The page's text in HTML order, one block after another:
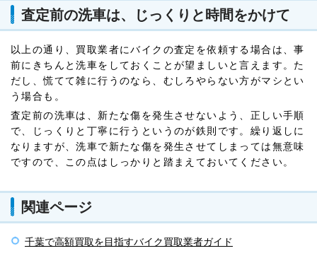
査定前の洗車は、じっくりと時間をかけて
以上の通り、買取業者にバイクの査定を依頼する場合は、事
前にきちんと洗車をしておくことが望ましいと言えます。た
だし、慌てて雑に行うのなら、むしろやらない方がマシとい
う場合も。
査定前の洗車は、新たな傷を発生させないよう、正しい手順
で、じっくりと丁寧に行うというのが鉄則です。繰り返しに
なりますが、洗車で新たな傷を発生させてしまっては無意味
ですので、この点はしっかりと踏まえておいてください。
関連ページ
千葉で高額買取を目指すバイク買取業者ガイド